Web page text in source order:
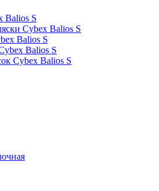
Balios S
Cybex Balios S
Balios S
Balios S
Cybex Balios S